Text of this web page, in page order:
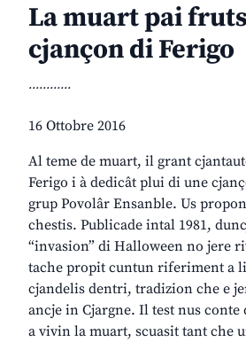
La muart pai
cjançon di Ferigo
............
16 Ottobre 2016
Al teme de muart, il grant
Ferigo i à dedicât plui di une
grup Povolâr Ensanble. Us
chestis. Publicade intal 1981,
“invasion” di Halloween no jere
tache propit cuntun riferiment a
cjandelis dentri, tradizion che e
ancje in Cjargne. Il test nus
a vivin la muart, scuasit tant che